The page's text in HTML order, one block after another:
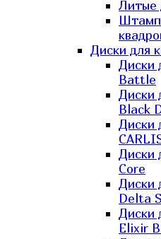
Литые
Диски для
Диски
Battle
Диски
Black
Диски
Диски
Core
Диски
Delta
Диски
Elixir